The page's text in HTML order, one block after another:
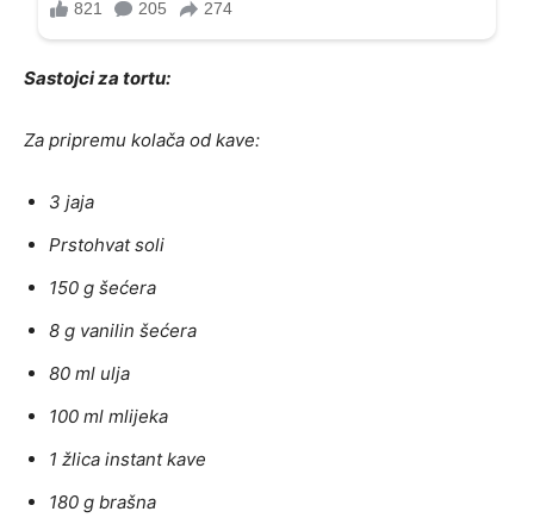
Sastojci za tortu:
Za pripremu kolača od kave:
3 jaja
Prstohvat soli
150 g šećera
8 g vanilin šećera
80 ml ulja
100 ml mlijeka
1 žlica instant kave
180 g brašna